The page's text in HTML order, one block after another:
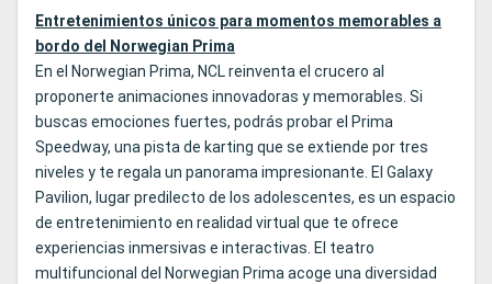
Entretenimientos únicos para momentos memorables a
bordo del Norwegian Prima
En el Norwegian Prima, NCL reinventa el crucero al
proponerte animaciones innovadoras y memorables. Si
buscas emociones fuertes, podrás probar el Prima
Speedway, una pista de karting que se extiende por tres
niveles y te regala un panorama impresionante. El Galaxy
Pavilion, lugar predilecto de los adolescentes, es un espacio
de entretenimiento en realidad virtual que te ofrece
experiencias inmersivas e interactivas. El teatro
multifuncional del Norwegian Prima acoge una diversidad